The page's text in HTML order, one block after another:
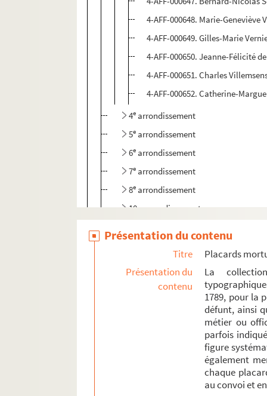
4-AFF-000648. Marie-Geneviève
4-AFF-000649. Gilles-Marie
4-AFF-000650. Jeanne-Félicité
4-AFF-000651. Charles
4-AFF-000652. Catherine-
4e arrondissement
5e arrondissement
6e arrondissement
7e arrondissement
8e arrondissement
10e arrondissement
Villes diverses
Ventes immobilières et mobilières
Présentation du contenu
Titre
Placards
Présentation du
contenu
La
1789, pour la
défunt, ainsi
métier ou
parfois
figure
également
chaque
au convoi et